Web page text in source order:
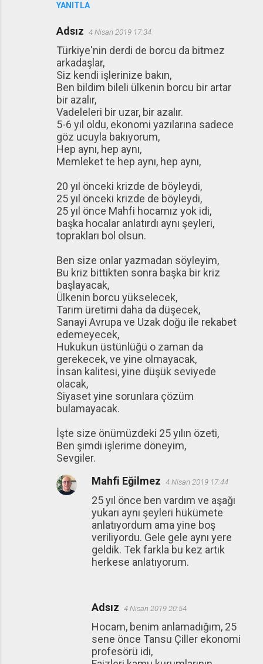
YANITLA
Adsız 4 Nisan 2019 17:34
Türkiye'nin derdi de borcu da bitmez
arkadaşlar,
Siz kendi işlerinize bakın,
Ben bildim bileli ülkenin borcu bir artar
bir azalır,
Vadeleleri bir uzar, bir azalır.
5-6 yıl oldu, ekonomi yazılarına sadece
göz ucuyla bakıyorum,
Hep aynı, hep aynı,
Memleket te hep aynı, hep aynı,
20 yıl önceki krizde de böyleydi,
25 yıl önceki krizde de böyleydi,
25 yıl önce Mahfi hocamız yok idi,
başka hocalar anlatırdı aynı şeyleri,
toprakları bol olsun.
Ben size onlar yazmadan söyleyim,
Bu kriz bittikten sonra başka bir kriz
başlayacak,
Ülkenin borcu yükselecek,
Tarım üretimi daha da düşecek,
Sanayi Avrupa ve Uzak doğu ile rekabet
edemeyecek,
Hukukun üstünlüğü o zaman da
gerekecek, ve yine olmayacak,
İnsan kalitesi, yine düşük seviyede
olacak,
Siyaset yine sorunlara çözüm
bulamayacak.
İşte size önümüzdeki 25 yılın özeti,
Ben şimdi işlerime döneyim,
Sevgiler.
Mahfi Eğilmez 4 Nisan 2019 17:44
25 yıl önce ben vardım ve aşağı
yukarı aynı şeyleri hükümete
anlatıyordum ama yine boş
veriliyordu. Gele gele aynı yere
geldik. Tek farkla bu kez artık
herkese anlatıyorum.
Adsız 4 Nisan 2019 20:54
Hocam, benim anlamadığım, 25
sene önce Tansu Çiller ekonomi
profesörü idi,